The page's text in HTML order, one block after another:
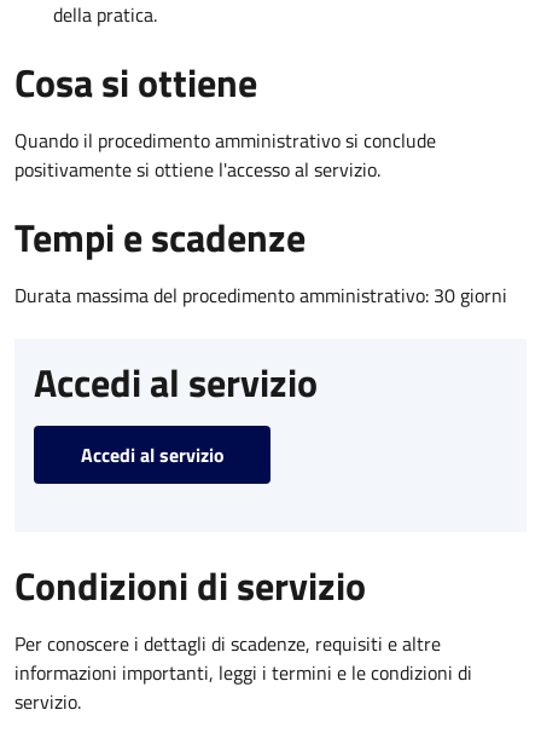
della pratica.
Cosa si ottiene
Quando il procedimento amministrativo si conclude
positivamente si ottiene l'accesso al servizio.
Tempi e scadenze
Durata massima del procedimento amministrativo: 30 giorni
Accedi al servizio
Accedi al servizio
Condizioni di servizio
Per conoscere i dettagli di scadenze, requisiti e altre
informazioni importanti, leggi i termini e le condizioni di
servizio.